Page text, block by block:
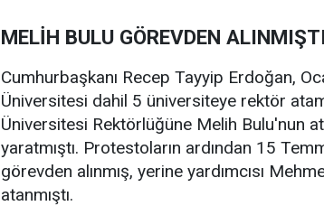
MELİH BULU GÖREVDEN
Cumhurbaşkanı Recep Tayyip Erdoğan,
Üniversitesi dahil 5 üniversiteye rektör
Üniversitesi Rektörlüğüne Melih Bulu'nun
yaratmıştı. Protestoların ardından 15
görevden alınmış, yerine yardımcısı
atanmıştı.